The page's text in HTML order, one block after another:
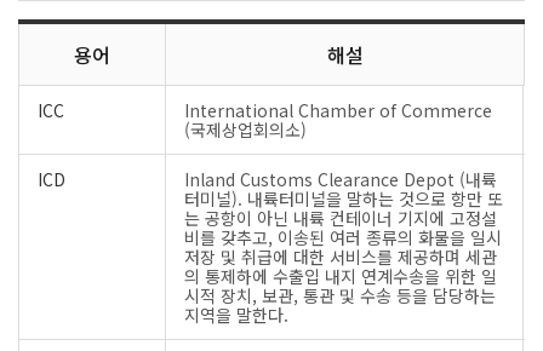
용어 해설
ICC
International Chamber of Commerce
(국제상업회의소)
ICD
Inland Customs Clearance Depot (내륙
터미널). 내륙터미널을 말하는 것으로 항만 또
는 공항이 아닌 내륙 컨테이너 기지에 고정설
비를 갖추고, 이송된 여러 종류의 화물을 일시
저장 및 취급에 대한 서비스를 제공하며 세관
의 통제하에 수출입 내지 연계수송을 위한 일
시적 장치, 보관, 통관 및 수송 등을 담당하는
지역을 말한다.